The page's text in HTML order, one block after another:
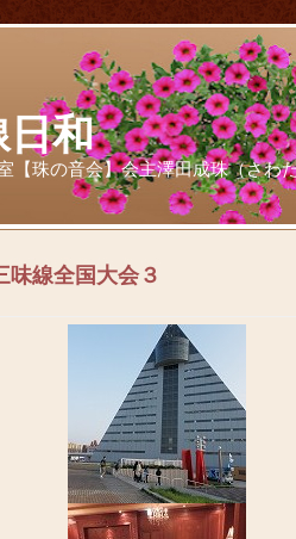
日和
【珠の音会】会主澤田成珠（さわ
味線全国大会３